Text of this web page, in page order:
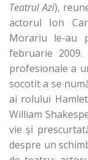
Teatrul Azi),
actorul Ion
Morariu le-au
februarie
profesionale a
socotit a se
ai rolului
William
vie şi
despre un